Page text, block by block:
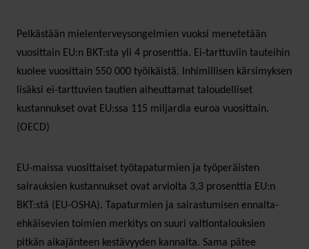
Pelkästään mielenterveysongelmien vuoksi menetetään
vuosittain EU:n BKT:sta yli 4 prosenttia. Ei-tarttuviin tauteihin
kuolee vuosittain 550 000 työikäistä. Inhimillisen kärsimyksen
lisäksi ei-tarttuvien tautien aiheuttamat taloudelliset
kustannukset ovat EU:ssa 115 miljardia euroa vuosittain.
(OECD)
EU-maissa vuosittaiset työtapaturmien ja työperäisten
sairauksien kustannukset ovat arviolta 3,3 prosenttia EU:n
BKT:stä (EU-OSHA). Tapaturmien ja sairastumisen ennalta-
ehkäisevien toimien merkitys on suuri valtiontalouksien
pitkän aikajänteen kestävyyden kannalta. Sama pätee